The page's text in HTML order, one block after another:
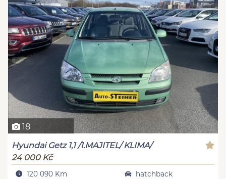
18
Hyundai Getz 1,1 /1.MAJITEL/ KLIMA/
24 000 Kč
120 090 Km
hatchback